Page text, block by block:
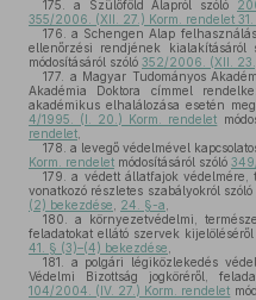
175.
a Szülőföld Alapról szóló
355/2006. (XII. 27.) Korm. rendelet
176.
a Schengen Alap
ellenőrzési rendjének kialakításáról
módosításáról szóló 352/2006. (XII.
177.
a Magyar Tudományos
Akadémia Doktora címmel
akadémikus elhalálozása esetén
4/1995. (I. 20.) Korm. rendelet
rendelet
178. a levegő védelmével
Korm. rendelet módosításáról szóló
179.
a védett állatfajok védelmére,
vonatkozó részletes szabályokról szóló
(2) bekezdése
24. §-a
180.
a környezetvédelmi,
feladatokat ellátó szervek kijelöléséről
41. § (3)–(4) bekezdése
181.
a polgári légiközlekedés
Védelmi Bizottság jogköréről,
104/2004. (IV. 27.) Korm. rendelet